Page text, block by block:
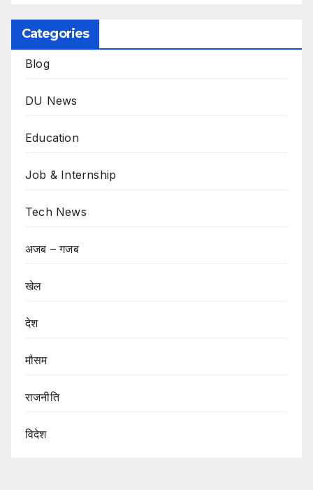
Categories
Blog
DU News
Education
Job & Internship
Tech News
अजब – गजब
खेल
देश
मौसम
राजनीति
विदेश